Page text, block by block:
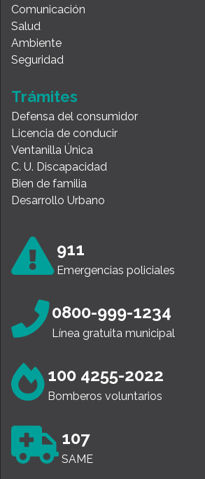
Comunicación
Salud
Ambiente
Seguridad
Trámites
Defensa del consumidor
Licencia de conducir
Ventanilla Única
C. U. Discapacidad
Bien de familia
Desarrollo Urbano
911
Emergencias policiales
0800-999-1234
Línea gratuita municipal
100 4255-2022
Bomberos voluntarios
107
SAME